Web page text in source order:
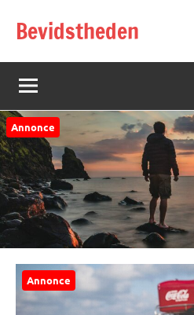
Bevidstheden
Annonce
Annonce